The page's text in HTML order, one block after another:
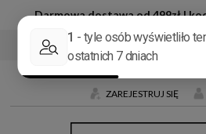
Darmowa dostawa od 499zł |
Tel: +48 600 032 226 E-
ZAREJESTRUJ SIĘ